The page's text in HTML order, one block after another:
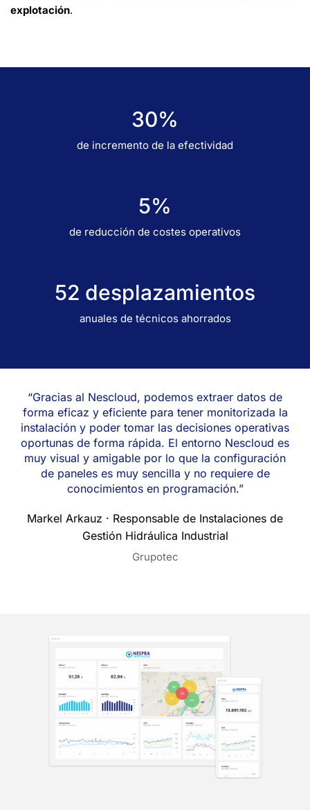
explotación.
30%​
de incremento de la efectividad
5%​
de reducción de costes operativos
52 desplazamientos​
anuales de técnicos ahorrados
Markel Arkauz · Responsable de Instalaciones de
Gestión Hidráulica Industrial
Grupotec
“Gracias al Nescloud, podemos extraer datos de
forma eficaz y eficiente para tener monitorizada la
instalación y poder tomar las decisiones operativas
oportunas de forma rápida. El entorno Nescloud es
muy visual y amigable por lo que la configuración
de paneles es muy sencilla y no requiere de
conocimientos en programación.”